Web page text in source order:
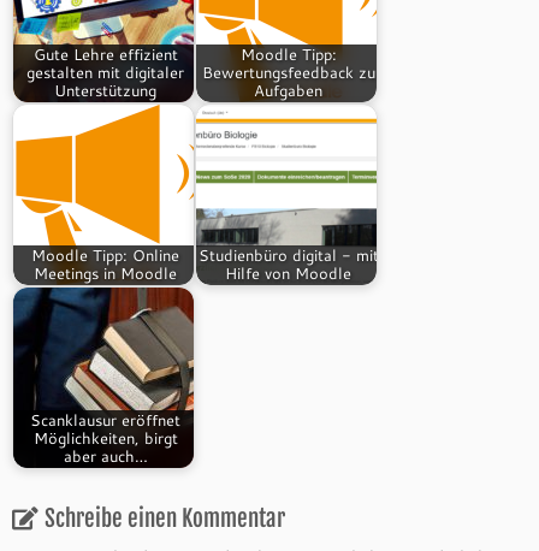
Gute Lehre effizient
gestalten mit digitaler
Unterstützung
Moodle Tipp:
Bewertungsfeedback zu
Aufgaben
Moodle Tipp: Online
Meetings in Moodle
Studienbüro digital - mit
Hilfe von Moodle
Scanklausur eröffnet
Möglichkeiten, birgt
aber auch…
Schreibe einen Kommentar